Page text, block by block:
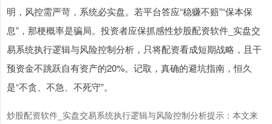
明，风控需严苛，系统必实盘。若平台答应“稳赚不赔”“保本保
息”，那梗概率是骗局。投资者应保抓感性炒股配资软件_实盘交
易系统执行逻辑与风险控制分析，只将配资看成短期战略，且干
预资金不跳跃自有资产的20%。记取，真确的避坑指南，恒久
是“不贪、不急、不死守”。
炒股配资软件_实盘交易系统执行逻辑与风险控制分析提示：本文来